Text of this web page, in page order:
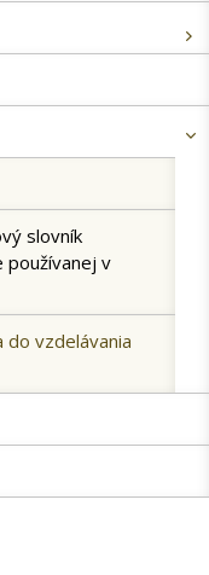
slovník
používanej v
do vzdelávania